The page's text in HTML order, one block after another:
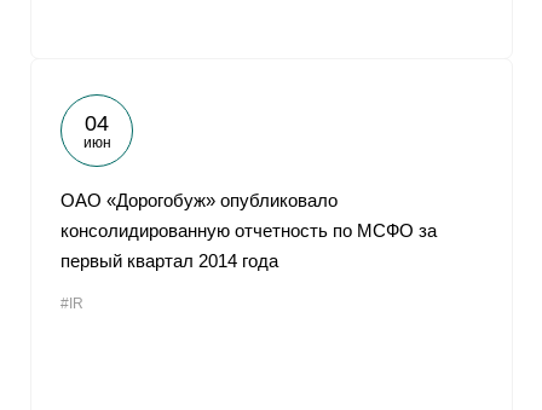
04
июн
ОАО «Дорогобуж» опубликовало
консолидированную отчетность по МСФО за
первый квартал 2014 года
#IR